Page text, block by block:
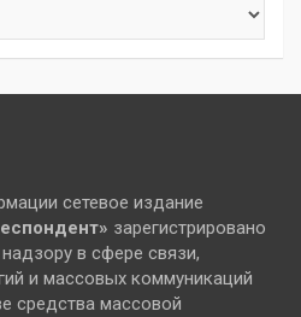
сетевое издание
зарегистрировано
в сфере связи,
и массовых коммуникаций
средства массовой